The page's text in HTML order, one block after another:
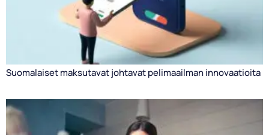
Suomalaiset maksutavat johtavat pelimaailman innovaatioita